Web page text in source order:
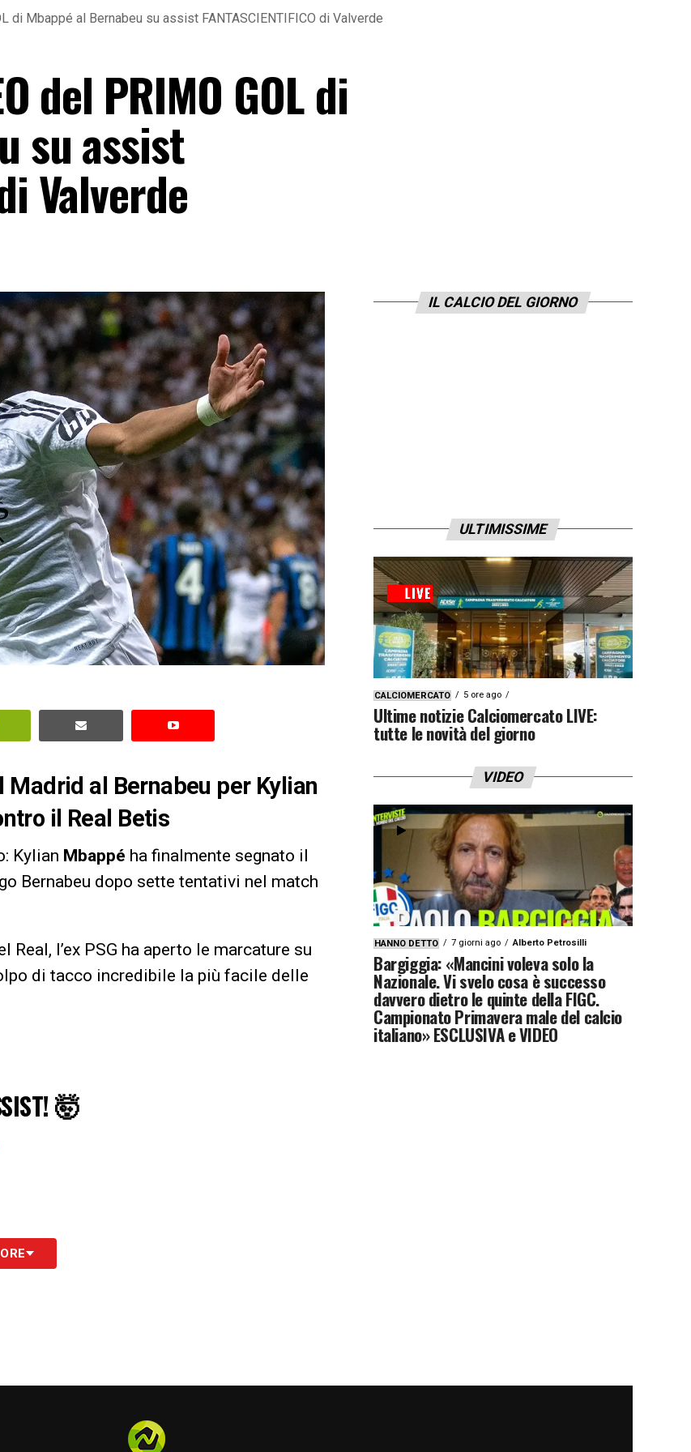
di Mbappé al Bernabeu su assist FANTASCIENTIFICO di Valverde
del PRIMO GOL di
su assist
Valverde
al Bernabeu per Kylian
il Real Betis
Kylian Mbappé ha finalmente segnato il
Bernabeu dopo sette tentativi nel match
l’ex PSG ha aperto le marcature su
di tacco incredibile la più facile delle
🤯
IL CALCIO DEL GIORNO
ULTIMISSIME
CALCIOMERCATO 5 ore ago
Ultime notizie Calciomercato LIVE:
tutte le novità del giorno
VIDEO
HANNO DETTO 7 giorni ago Alberto Petrosilli
Bargiggia: «Mancini voleva solo la
Nazionale. Vi svelo cosa è successo
davvero dietro le quinte della FIGC.
Campionato Primavera male del calcio
italiano» ESCLUSIVA e VIDEO